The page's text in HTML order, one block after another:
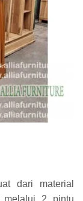
dari material
2 pintu